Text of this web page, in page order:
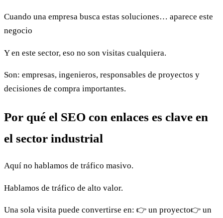
Cuando una empresa busca estas soluciones… aparece este
negocio
Y en este sector, eso no son visitas cualquiera.
Son: empresas, ingenieros, responsables de proyectos y
decisiones de compra importantes.
Por qué el SEO con enlaces es clave en
el sector industrial
Aquí no hablamos de tráfico masivo.
Hablamos de tráfico de alto valor.
Una sola visita puede convertirse en: 👉 un proyecto👉 un